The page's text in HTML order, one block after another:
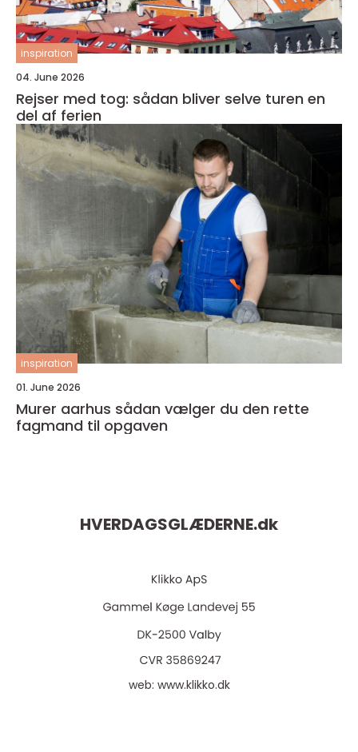
inspiration
04. June 2026
Rejser med tog: sådan bliver selve turen en
del af ferien
inspiration
01. June 2026
Murer aarhus sådan vælger du den rette
fagmand til opgaven
HVERDAGSGLÆDERNE.dk
web: www.klikko.dk